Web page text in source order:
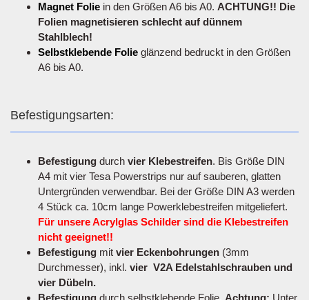
Magnet Folie in den Größen A6 bis A0. ACHTUNG!! Die
Folien magnetisieren schlecht auf dünnem
Stahlblech!
Selbstklebende Folie glänzend bedruckt in den Größen
A6 bis A0.
Befestigungsarten:
Befestigung durch vier Klebestreifen. Bis Größe DIN
A4 mit vier Tesa Powerstrips nur auf sauberen, glatten
Untergründen verwendbar. Bei der Größe DIN A3 werden
4 Stück ca. 10cm lange Powerklebestreifen mitgeliefert.
Für unsere Acrylglas Schilder sind die Klebestreifen
nicht geeignet!!
Befestigung mit vier Eckenbohrungen (3mm
Durchmesser), inkl. vier V2A Edelstahlschrauben und
vier Dübeln.
Befestigung durch selbstklebende Folie. Achtung: Unter